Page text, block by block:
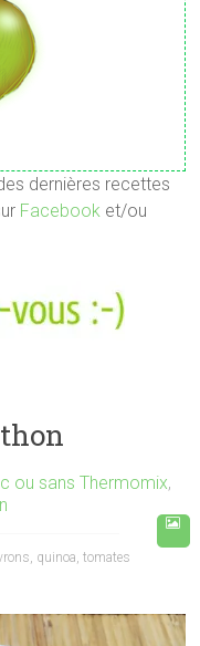
dernières recettes
Facebook et/ou
ou sans Thermomix,
, quinoa,tomates